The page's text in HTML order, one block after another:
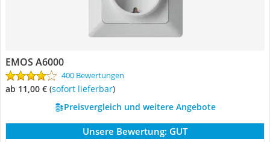
EMOS A6000
400 Bewertungen
ab 11,00 € ( Sofort lieferbar)
Preisvergleich und weitere Angebote
Unsere Bewertung: GUT